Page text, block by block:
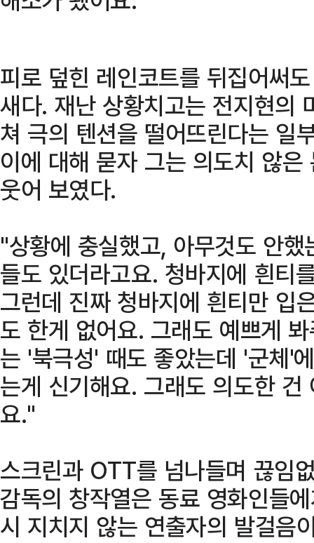
피로 덮힌 레인코트를 뒤집어써
새다. 재난 상황치고는 전지현의
쳐 극의 텐션을 떨어뜨린다는 일
이에 대해 묻자 그는 의도치 않
웃어 보였다.
"상황에 충실했고, 아무것도 안
들도 있더라고요. 청바지에 흰티
그런데 진짜 청바지에 흰티만 입
도 한게 없어요. 그래도 예쁘게
는 '북극성' 때도 좋았는데 '군체'
는게 신기해요. 그래도 의도한
요."
스크린과 OTT를 넘나들며 끊임
감독의 창작열은 동료 영화인들
시 지치지 않는 연출자의 발걸음